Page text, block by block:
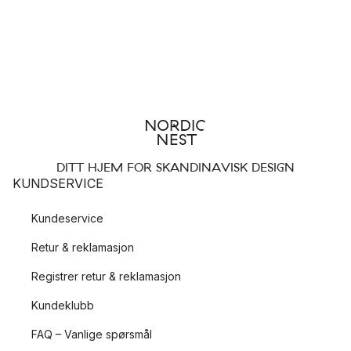
Staub rektangulær ovnsform
som kombinerer ekte håndverk med den nyeste teknologien.
støpejernsgrytene deres er inspiseres minst 100 ganger, både
visuelt og teknisk, for å sørge for at hvert eneste produkt
for. Slik sørger Staub for at deres gryter,
DITT HJEM FOR SKANDINAVISK DESIGN
KUNDSERVICE
Kundeservice
Retur & reklamasjon
Registrer retur & reklamasjon
Kundeklubb
FAQ – Vanlige spørsmål